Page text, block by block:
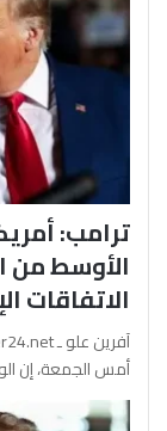
ترامب:
الأوسط من
الاتفاقات
أمس الجمعة، إن